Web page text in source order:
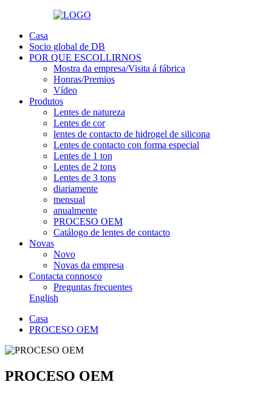
Casa
Socio global de DB
POR QUE ESCOLLIRNOS
Mostra da empresa/Visita á fábrica
Honras/Premios
Vídeo
Produtos
Lentes de natureza
Lentes de cor
lentes de contacto de hidrogel de silicona
Lentes de contacto con forma especial
Lentes de 1 ton
Lentes de 2 tons
Lentes de 3 tons
diariamente
mensual
anualmente
PROCESO OEM
Catálogo de lentes de contacto
Novas
Novo
Novas da empresa
Contacta connosco
Preguntas frecuentes
English
Casa
PROCESO OEM
PROCESO OEM